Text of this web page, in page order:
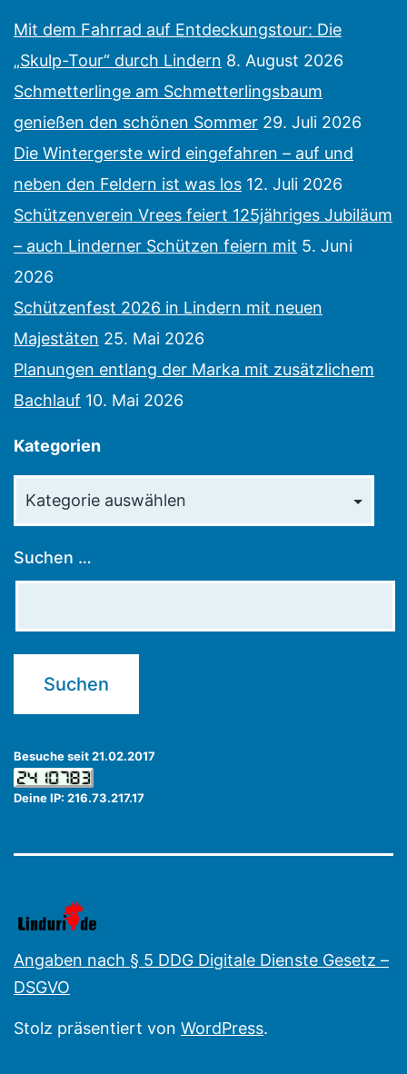
Mit dem Fahrrad auf Entdeckungstour: Die
„Skulp-Tour“ durch Lindern 8. August 2026
Schmetterlinge am Schmetterlingsbaum
genießen den schönen Sommer 29. Juli 2026
Die Wintergerste wird eingefahren – auf und
neben den Feldern ist was los 12. Juli 2026
Schützenverein Vrees feiert 125jähriges Jubiläum
– auch Linderner Schützen feiern mit 5. Juni
2026
Schützenfest 2026 in Lindern mit neuen
Majestäten 25. Mai 2026
Planungen entlang der Marka mit zusätzlichem
Bachlauf 10. Mai 2026
Kategorien
Suchen …
Besuche seit 21.02.2017
Deine IP: 216.73.217.17
Angaben nach § 5 DDG Digitale Dienste Gesetz –
DSGVO
Stolz präsentiert von WordPress.